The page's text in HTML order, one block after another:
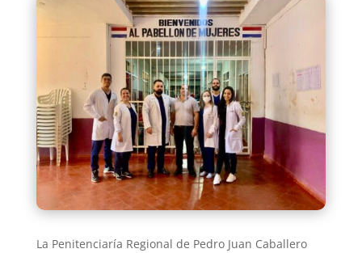
La Penitenciaría Regional de Pedro Juan Caballero